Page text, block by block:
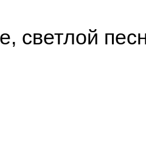
светлой